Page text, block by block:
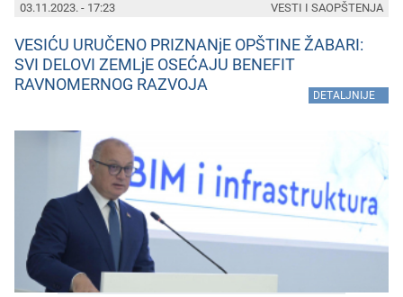
03.11.2023. - 17:23
VESIĆU URUČENO PRIZNANjE OPŠTINE ŽABARI:
SVI DELOVI ZEMLjE OSEĆAJU BENEFIT
RAVNOMERNOG RAZVOJA
DETALJNIJE
VESTI I SAOPŠTENJA